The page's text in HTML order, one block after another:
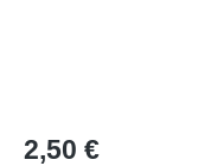
Regulärer Preis:
2,50 €